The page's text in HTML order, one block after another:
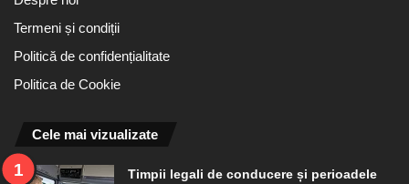
Termeni și condiții
Politică de confidențialitate
Politica de Cookie
Cele mai vizualizate
Timpii legali de conducere și perioadele